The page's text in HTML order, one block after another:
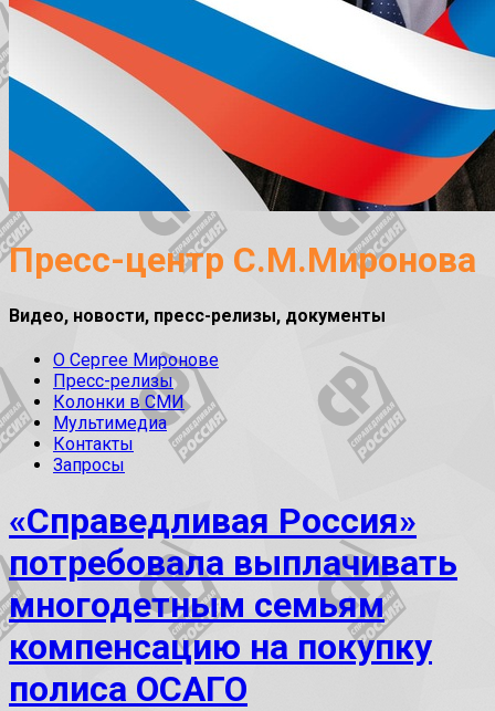
Пресс-центр С.М.Миронова
Видео, новости, пресс-релизы, документы
О Сергее Миронове
Пресс-релизы
Колонки в СМИ
Мультимедиа
Контакты
Запросы
«Справедливая Россия»
потребовала выплачивать
многодетным семьям
компенсацию на покупку
полиса ОСАГО